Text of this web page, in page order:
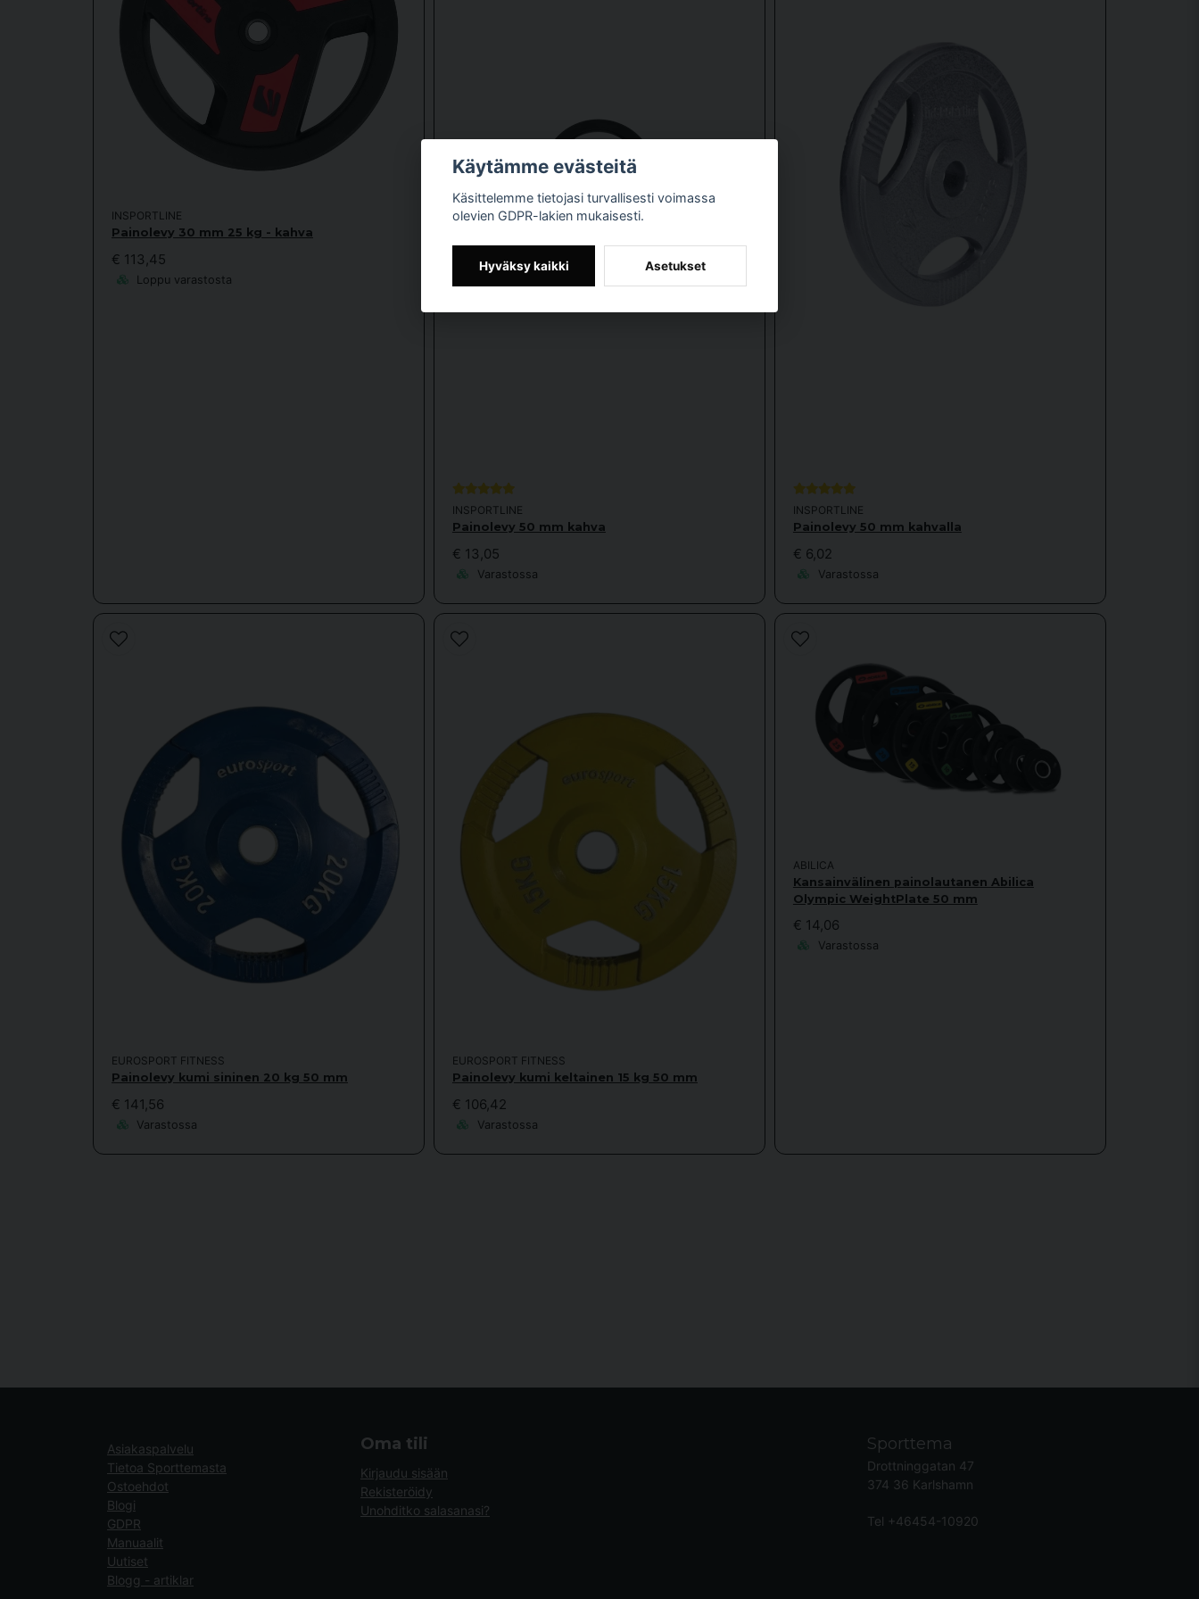
Lähetä kysymys
INSPORTLINE
Painolevy 30 mm 25 kg - kahva
€ 113,45
Loppu varastosta
INSPORTLINE
Painolevy 50 mm kahva
€ 13,05
Varastossa
INSPORTLINE
Painolevy 50 mm kahvalla
€ 6,02
Varastossa
EUROSPORT FITNESS
Painolevy kumi sininen 20 kg 50 mm
€ 141,56
Varastossa
EUROSPORT FITNESS
Painolevy kumi keltainen 15 kg 50 mm
€ 106,42
Varastossa
ABILICA
Kansainvälinen painolautanen Abilica
Olympic WeightPlate 50 mm
€ 14,06
Varastossa
Asiakaspalvelu
Tietoa Sporttemasta
Ostoehdot
Blogi
GDPR
Manuaalit
Uutiset
Blogg - artiklar
Oma tili
Kirjaudu sisään
Rekisteröidy
Unohditko salasanasi?
Sporttema
Drottninggatan 47
374 36 Karlshamn
Tel +46454-10920
Käytämme evästeitä
Käsittelemme tietojasi turvallisesti voimassa
olevien GDPR-lakien mukaisesti.
Hyväksy kaikki Asetukset